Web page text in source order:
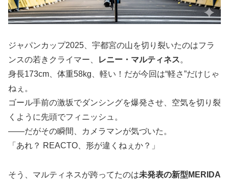
ジャパンカップ2025、宇都宮の山を切り裂いたのはフラ
ンスの若きクライマー、
レニー・マルティネス。
身長173cm、体重58kg、軽い！だが今回は“軽さ”だけじゃ
ねぇ。
ゴール手前の激坂でダンシングを爆発させ、空気を切り裂
くように先頭でフィニッシュ。
――だがその瞬間、カメラマンが気づいた。
「あれ？ REACTO、形が違くねぇか？」
そう、マルティネスが跨ってたのは未発表の新型MERIDA